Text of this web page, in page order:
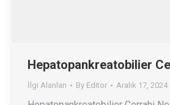
Hepatopankreatobilier
İlgi Alanları By Editor Aralık 17, 2024